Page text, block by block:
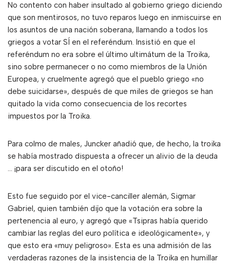
No contento con haber insultado al gobierno griego diciendo
que son mentirosos, no tuvo reparos luego en inmiscuirse en
los asuntos de una nación soberana, llamando a todos los
griegos a votar SÍ en el referéndum. Insistió en que el
referéndum no era sobre el último ultimátum de la Troika,
sino sobre permanecer o no como miembros de la Unión
Europea, y cruelmente agregó que el pueblo griego «no
debe suicidarse», después de que miles de griegos se han
quitado la vida como consecuencia de los recortes
impuestos por la Troika.
Para colmo de males, Juncker añadió que, de hecho, la troika
se había mostrado dispuesta a ofrecer un alivio de la deuda
… ¡para ser discutido en el otoño!
Esto fue seguido por el vice-canciller alemán, Sigmar
Gabriel, quien también dijo que la votación era sobre la
pertenencia al euro, y agregó que «Tsipras había querido
cambiar las reglas del euro política e ideológicamente», y
que esto era «muy peligroso». Esta es una admisión de las
verdaderas razones de la insistencia de la Troika en humillar